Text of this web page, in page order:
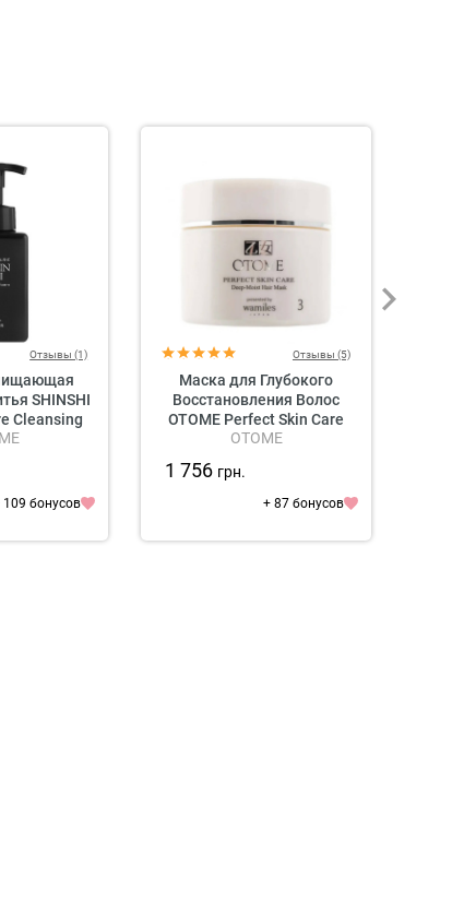
Отзывы (1)
SHINSHI
Cleansing
109 бонусов
Отзывы (5)
Маска для Глубокого
Восстановления Волос
OTOME Perfect Skin Care
Deep Moist Hair Mask
OTOME
1 756 грн.
+ 87 бонусов